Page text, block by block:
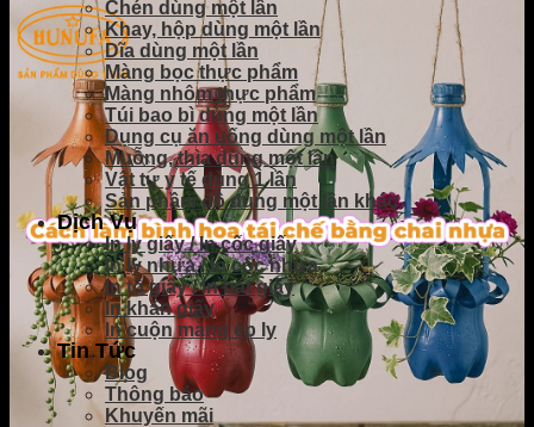
Chén dùng một lần
Khay, hộp dùng một lần
Dĩa dùng một lần
Màng bọc thực phẩm
Màng nhôm thực phẩm
Túi bao bì dùng một lần
Dụng cụ ăn uống dùng một lần
Muỗng, thìa dùng một lần
Vật tư y tế dùng 1 lần
Sản phầm đồ dùng một lần khác
Dịch Vụ
In ly giấy / In cốc giấy
In ly nhựa / In cốc nhựa
In tô giấy / in bát giấy
In khăn giấy
In cuộn màng ép ly
Tin Tức
Blog
Thông báo
Khuyến mãi